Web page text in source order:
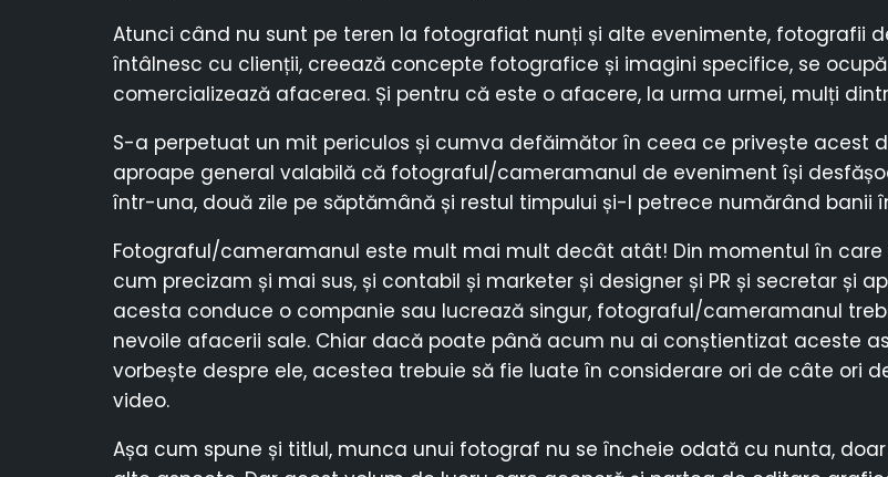
Atunci când nu sunt pe teren la fotografiat nunți și alte evenimente, fotografii
întâlnesc cu clienții, creează concepte fotografice și imagini specifice, se
comercializează afacerea. Și pentru că este o afacere, la urma urmei, mulți
S-a perpetuat un mit periculos și cumva defăimător în ceea ce privește acest
aproape general valabilă că fotograful/cameramanul de eveniment își
într-una, două zile pe săptămână și restul timpului și-l petrece numărând banii
Fotograful/cameramanul este mult mai mult decât atât! Din momentul în care
cum precizam și mai sus, și contabil și marketer și designer și PR și secretar și
acesta conduce o companie sau lucrează singur, fotograful/cameramanul
nevoile afacerii sale. Chiar dacă poate până acum nu ai conștientizat aceste
vorbește despre ele, acestea trebuie să fie luate în considerare ori de câte ori
video.
Așa cum spune și titlul, munca unui fotograf nu se încheie odată cu nunta,